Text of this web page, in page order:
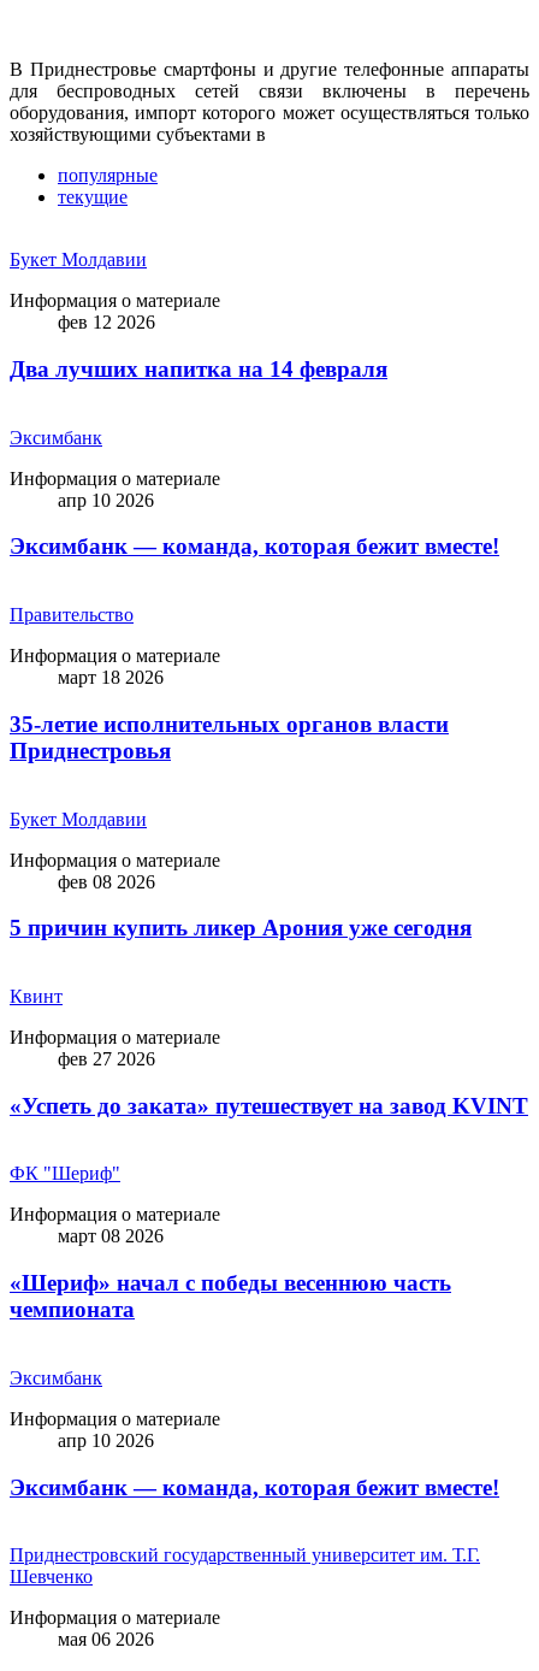
В Приднестровье смартфоны и другие телефонные аппараты
для беспроводных сетей связи включены в перечень
оборудования, импорт которого может осуществляться только
хозяйствующими субъектами в
популярные
текущие
Букет Молдавии
Информация о материале
фев 12 2026
Два лучших напитка на 14 февраля
Эксимбанк
Информация о материале
апр 10 2026
Эксимбанк — команда, которая бежит вместе!
Правительство
Информация о материале
март 18 2026
35-летие исполнительных органов власти
Приднестровья
Букет Молдавии
Информация о материале
фев 08 2026
5 причин купить ликep Арония уже сегодня
Квинт
Информация о материале
фев 27 2026
«Успеть до заката» путешествует на завод KVINT
ФК "Шериф"
Информация о материале
март 08 2026
«Шериф» начал с победы весеннюю часть
чемпионата
Эксимбанк
Информация о материале
апр 10 2026
Эксимбанк — команда, которая бежит вместе!
Приднестровский государственный университет им. Т.Г.
Шевченко
Информация о материале
мая 06 2026